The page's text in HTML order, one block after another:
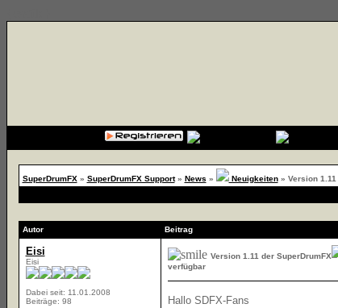
SuperDrumFX» SuperDrumFX Support» News » Neuigkeiten» Version
Autor Beitrag
Eisi
Eisi
Dabei seit: 11.01.2008
Beiträge: 98
Version 1.11 der SuperDrumFX
verfügbar
Hallo SDFX-Fans